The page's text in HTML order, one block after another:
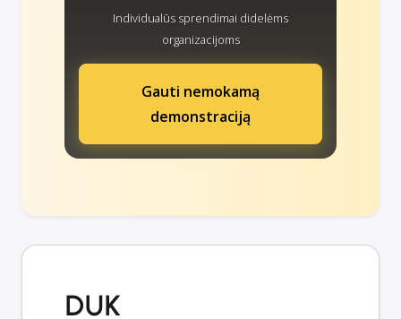
Individualūs sprendimai didelėms
organizacijoms
Gauti nemokamą
demonstraciją
DUK